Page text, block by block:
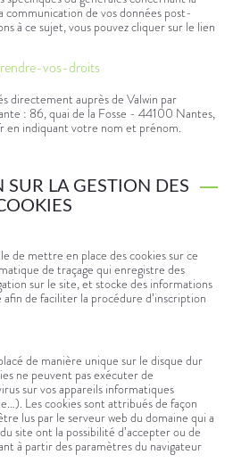
communication de vos données post-
à ce sujet, vous pouvez cliquer sur le lien
vos-droits
directement auprès de Valwin par
: 86, quai de la Fosse - 44100 Nantes,
en indiquant votre nom et prénom.
SUR LA GESTION DES
de mettre en place des cookies sur ce
de traçage qui enregistre des
sur le site, et stocke des informations
afin de faciliter la procédure d’inscription
de manière unique sur le disque dur
ne peuvent pas exécuter de
sur vos appareils informatiques
Les cookies sont attribués de façon
lus par le serveur web du domaine qui a
site ont la possibilité d’accepter ou de
à partir des paramètres du navigateur